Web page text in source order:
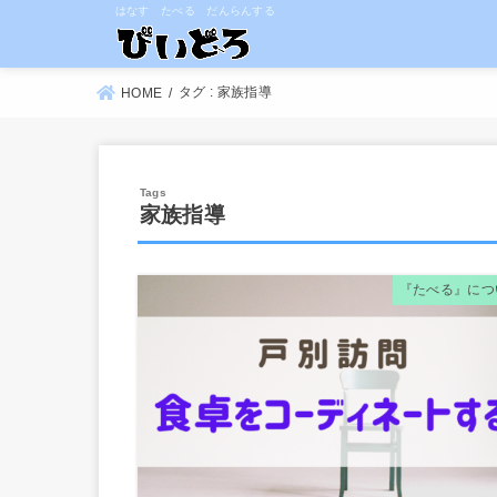
はなす たべる だんらんする
HOME タグ : 家族指導
家族指導
『たべる』に